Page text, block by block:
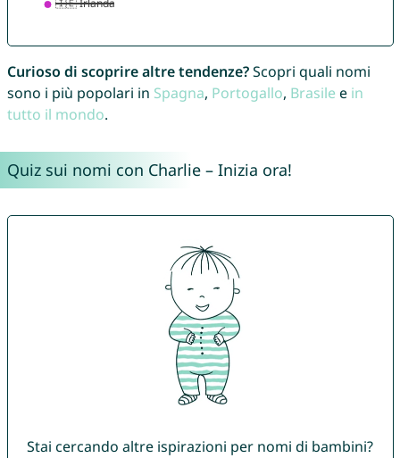
Curioso di scoprire altre tendenze?Scopri quali nomi
sono i più popolari in Spagna, Portogallo, Brasile e in
tutto il mondo.
Quiz sui nomi con Charlie – Inizia ora!
Stai cercando altre ispirazioni per nomi di bambini?